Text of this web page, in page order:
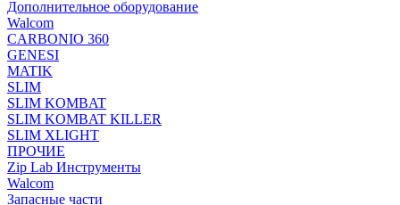
Дополнительное оборудование
Walcom
CARBONIO 360
GENESI
MATIK
SLIM
SLIM KOMBAT
SLIM KOMBAT KILLER
SLIM XLIGHT
ПРОЧИЕ
Zip Lab Инструменты
Walсom
Запасные части